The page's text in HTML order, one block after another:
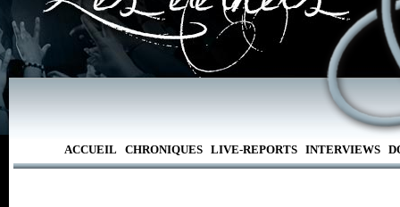
ACCUEIL CHRONIQUES LIVE-REPORTS INTERVIEWS